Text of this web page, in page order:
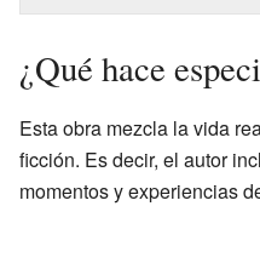
¿Qué hace
Esta obra mezcla la vida
ficción. Es decir, el autor
momentos y experiencias